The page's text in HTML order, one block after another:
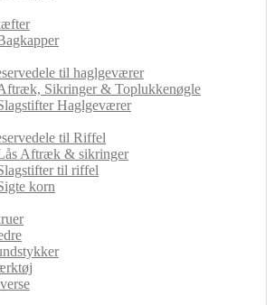
til haglgeværer
Sikringer & Toplukkenøgle
Haglgeværer
til Riffel
Aftræk & sikringer
til riffel
korn